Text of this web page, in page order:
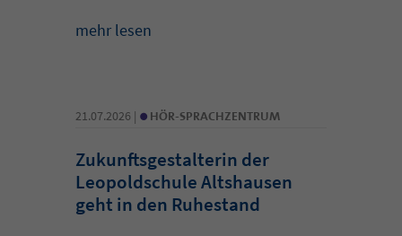
mehr lesen
21.07.2026 | • HÖR-SPRACHZENTRUM
Zukunftsgestalterin der
Leopoldschule Altshausen
geht in den Ruhestand